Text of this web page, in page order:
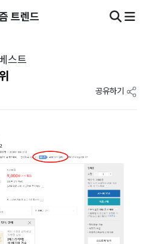
트렌드
스트
공유하기